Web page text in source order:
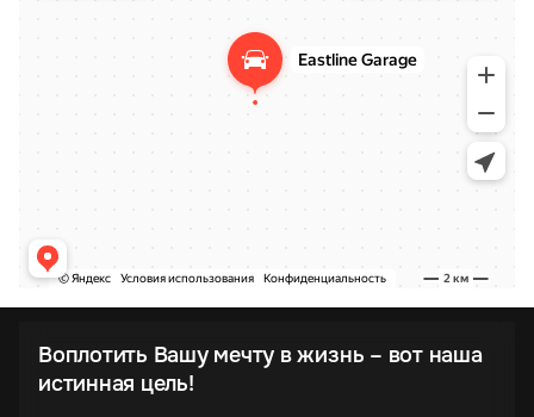
Воплотить Вашу мечту в жизнь – вот наша
истинная цель!